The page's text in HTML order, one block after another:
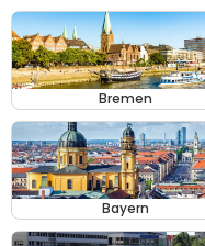
Bremen
Bayern